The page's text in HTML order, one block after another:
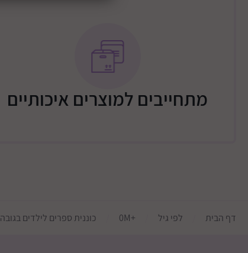
מתחייבים למוצרים איכותיים
דף הבית לפי גיל +0M כוננית ספרים לילדים בגובה 84 סמ ממותגת דיסני דגם מיני מאוס